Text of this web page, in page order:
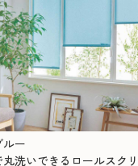
ルー
洗いできるロールスク